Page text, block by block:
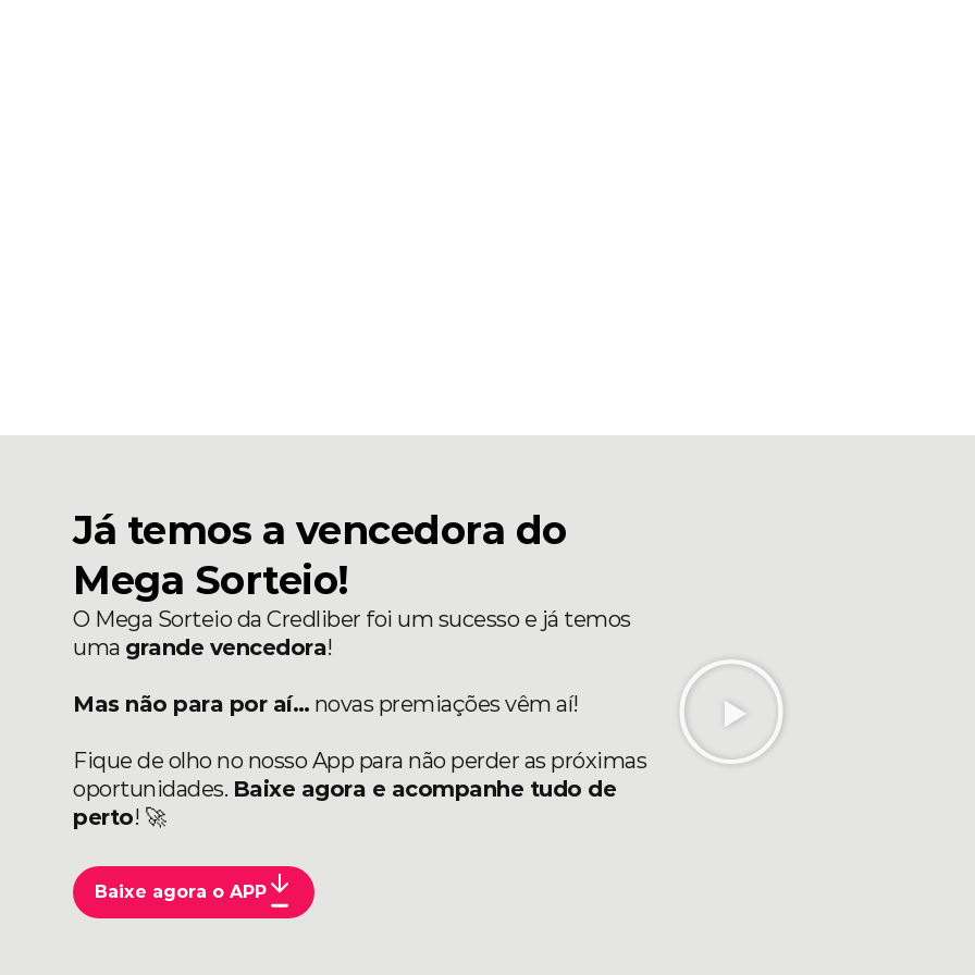
Já temos a vencedora do
Mega Sorteio!
O Mega Sorteio da Credliber foi um sucesso e já temos
uma grande vencedora!
Mas não para por aí… novas premiações vêm aí!
Fique de olho no nosso App para não perder as próximas
oportunidades. Baixe agora e acompanhe tudo de
perto! 🚀
Baixe agora o APP